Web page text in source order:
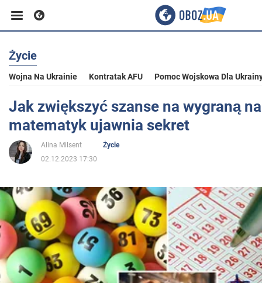
Biznes
Sport
Rozrywka
Polityka
Społeczeństwo
Życie
Wojna Na Ukrainie Kontratak AFU Pomoc Wojskowa Dla
Jak zwiększyć szanse na wygraną
matematyk ujawnia sekret
Alina Milsent
Życie
02.12.2023 17:30